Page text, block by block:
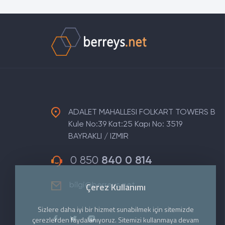
ADALET MAHALLESI FOLKART TOWERS B
Kule No:39 Kat:25 Kapı No: 3519
BAYRAKLI / IZMIR
0 850 840 0 814
bilgi@berreys.net
Çerez Kullanımı
Sizlere daha iyi bir hizmet sunabilmek için sitemizde
çerezlerden faydalanıyoruz. Sitemizi kullanmaya devam